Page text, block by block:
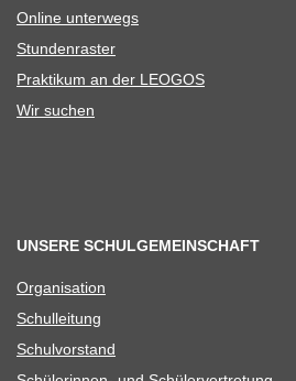
Online unter­wegs
Stun­den­ras­ter
Prak­ti­kum an der LEOGOS
Wir suchen
UNSERE SCHULGEMEINSCHAFT
Orga­ni­sa­tion
Schul­lei­tung
Schul­vor­stand